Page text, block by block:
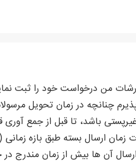
من درخواست خود را ثبت
چنانچه در زمان تحویل
باشد، تا قبل از جمع آوری
ارسال بسته طبق بازه